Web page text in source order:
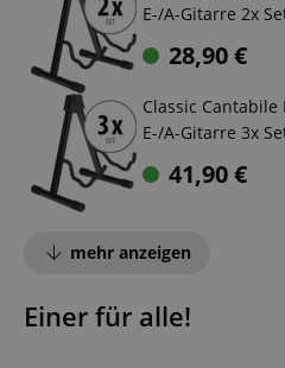
E-/A-Gitarre 2x
28,90€
Classic
E-/A-Gitarre 3x
41,90€
mehr anzeigen
Einer für alle!